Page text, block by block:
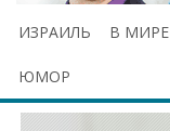
ИЗРАИЛЬ В МИРЕ
ЮМОР